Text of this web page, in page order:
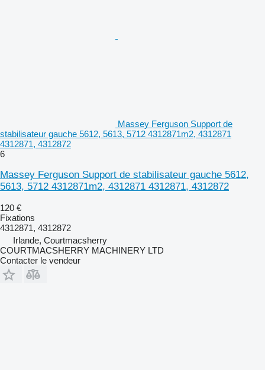
Massey Ferguson Support de
stabilisateur gauche 5612, 5613, 5712 4312871m2, 4312871
4312871, 4312872
6
Massey Ferguson Support de stabilisateur gauche 5612,
5613, 5712 4312871m2, 4312871 4312871, 4312872
120 €
Fixations
4312871, 4312872
Irlande, Courtmacsherry
COURTMACSHERRY MACHINERY LTD
Contacter le vendeur